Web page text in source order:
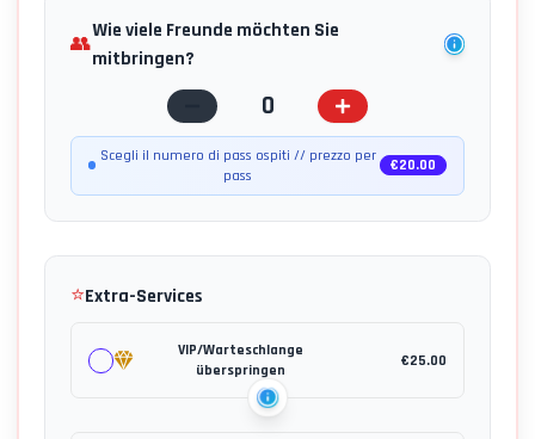
👥
Wie viele Freunde möchten Sie
mitbringen?
0
Scegli il numero di pass ospiti // prezzo per
pass
€20.00
⭐Extra-Services
VIP/Warteschlange
überspringen
€25.00